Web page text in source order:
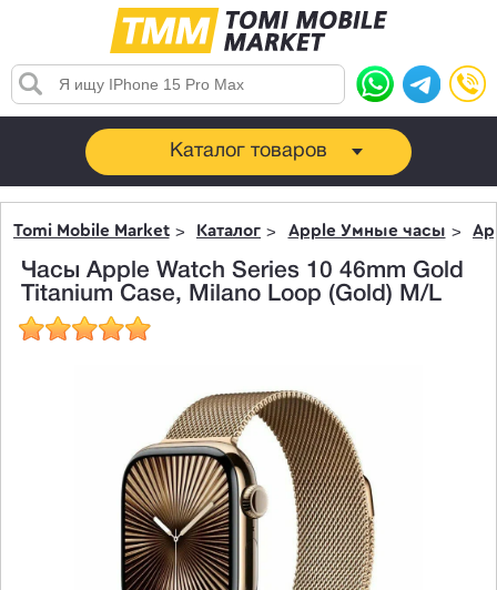
Каталог товаров
Tomi Mobile Market Каталог Apple Умные часы
Часы Apple Watch Series 10 46mm Gold
Titanium Case, Milano Loop (Gold) M/L